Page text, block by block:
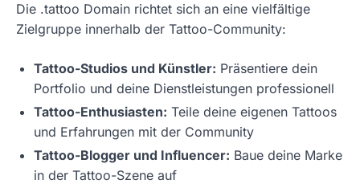
Die .tattoo Domain richtet sich an eine vielfältige
Zielgruppe innerhalb der Tattoo-Community:
Tattoo-Studios und Künstler: Präsentiere dein
Portfolio und deine Dienstleistungen professionell
Tattoo-Enthusiasten: Teile deine eigenen Tattoos
und Erfahrungen mit der Community
Tattoo-Blogger und Influencer: Baue deine Marke
in der Tattoo-Szene auf